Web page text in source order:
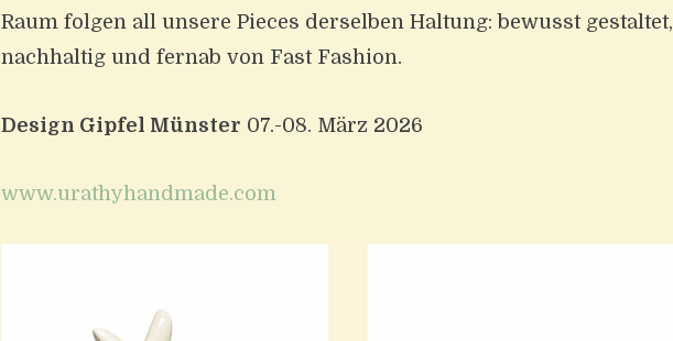
Raum folgen all unsere Pieces derselben Haltung: bewusst gestaltet,
nachhaltig und fernab von Fast Fashion.
Design Gipfel Münster 07.-08. März 2026
www.urathyhandmade.com